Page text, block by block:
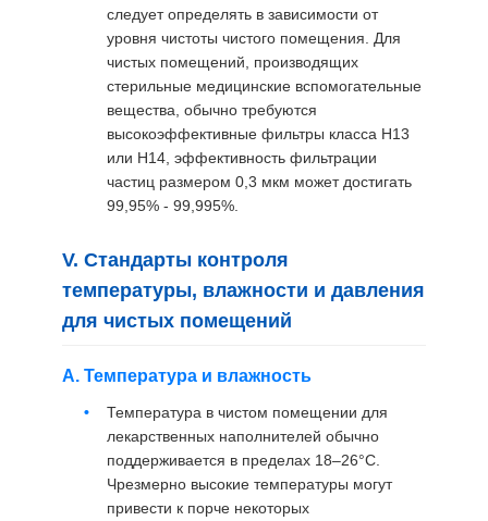
следует определять в зависимости от
уровня чистоты чистого помещения. Для
чистых помещений, производящих
стерильные медицинские вспомогательные
вещества, обычно требуются
высокоэффективные фильтры класса H13
или H14, эффективность фильтрации
частиц размером 0,3 мкм может достигать
99,95% - 99,995%.
V. Стандарты контроля
температуры, влажности и давления
для чистых помещений
А. Температура и влажность
Температура в чистом помещении для
лекарственных наполнителей обычно
поддерживается в пределах 18–26°C.
Чрезмерно высокие температуры могут
привести к порче некоторых